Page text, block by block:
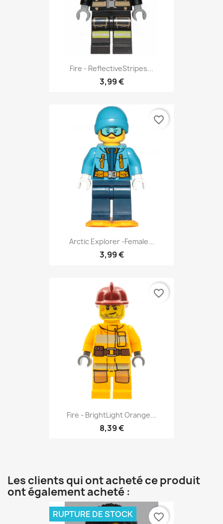
Fire - ReflectiveStripes...
3,99 €
Arctic Explorer -Female...
3,99 €
favorite_border
Fire - BrightLight Orange...
8,39 €
favorite_border
Les clients qui ont acheté ce produit
ont également acheté :
RUPTURE DE STOCK favorite_border